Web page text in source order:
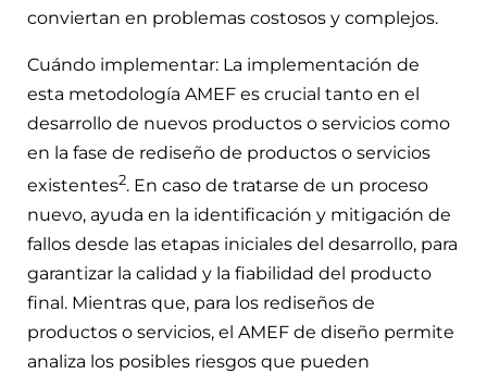
conviertan en problemas costosos y complejos.
Cuándo implementar: La implementación de
esta metodología AMEF es crucial tanto en el
desarrollo de nuevos productos o servicios como
en la fase de rediseño de productos o servicios
existentes2. En caso de tratarse de un proceso
nuevo, ayuda en la identificación y mitigación de
fallos desde las etapas iniciales del desarrollo, para
garantizar la calidad y la fiabilidad del producto
final. Mientras que, para los rediseños de
productos o servicios, el AMEF de diseño permite
analiza los posibles riesgos que pueden